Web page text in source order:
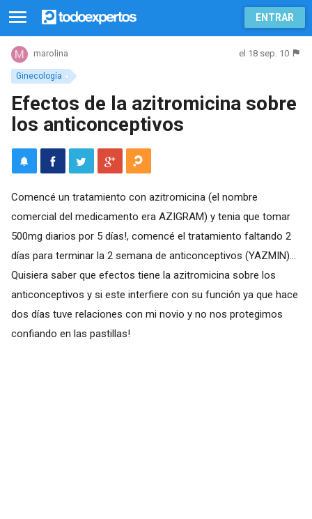
ENTRAR
Ginecología
marolina el 18 sep. 10
Efectos de la azitromicina sobre
los anticonceptivos
Comencé un tratamiento con azitromicina (el nombre
comercial del medicamento era AZIGRAM) y tenia que tomar
500mg diarios por 5 días!, comencé el tratamiento faltando 2
días para terminar la 2 semana de anticonceptivos (YAZMIN)...
Quisiera saber que efectos tiene la azitromicina sobre los
anticonceptivos y si este interfiere con su función ya que hace
dos días tuve relaciones con mi novio y no nos protegimos
confiando en las pastillas!